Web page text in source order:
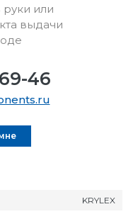
KRYLEX
или
выдачи
46